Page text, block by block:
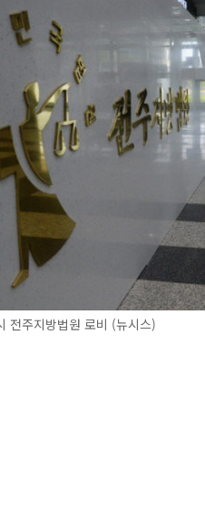
전주지방법원 로비 (뉴시스)